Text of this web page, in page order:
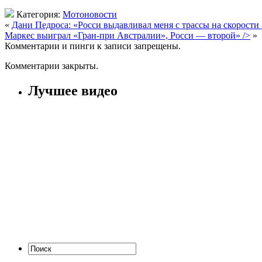
Категория: Мотоновости
« Дани Педроса: «Росси выдавливал меня с трассы на
Маркес выиграл «Гран-при Австралии», Росси — второй» /> »
Комментарии и пинги к записи запрещены.
Комментарии закрыты.
Лучшее видео